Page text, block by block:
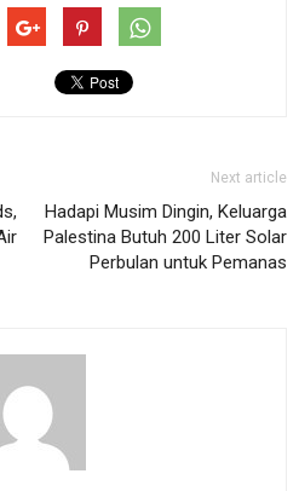
Next article
Hadapi Musim Dingin, Keluarga
Palestina Butuh 200 Liter Solar
Perbulan untuk Pemanas